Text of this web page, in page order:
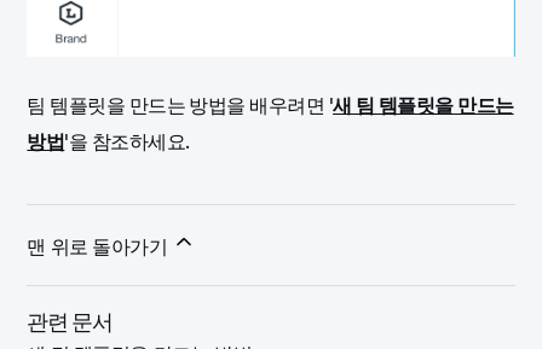
팀 템플릿을 만드는 방법을 배우려면 '새 팀 템플릿을 만드는
방법'을 참조하세요.
맨 위로 돌아가기
관련 문서